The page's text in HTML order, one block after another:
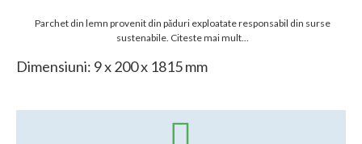
Dimensiuni: 9 x 200 x 1815 mm
Parchet din lemn provenit din păduri exploatate responsabil din surse
sustenabile. Citeste mai mult...